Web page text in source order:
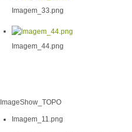
Imagem_33.png
Imagem_44.png
ImageShow_TOPO
Imagem_11.png